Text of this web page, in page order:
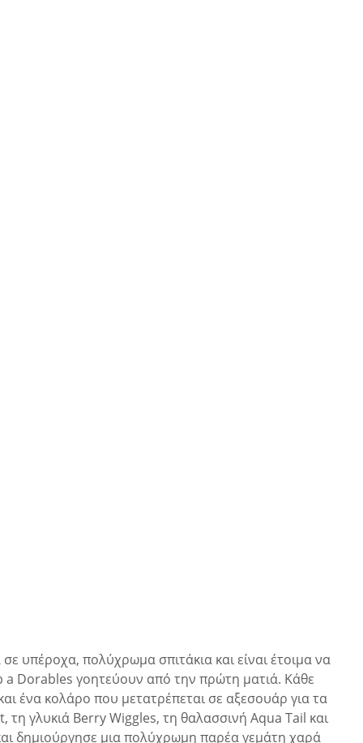
υπέροχα, πολύχρωμα σπιτάκια και είναι έτοιμα να
a Dorables γοητεύουν από την πρώτη ματιά. Κάθε
ένα κολάρο που μετατρέπεται σε αξεσουάρ για τα
γλυκιά Berry Wiggles, τη θαλασσινή Aqua Tail και
δημιούργησε μια πολύχρωμη παρέα γεμάτη χαρά